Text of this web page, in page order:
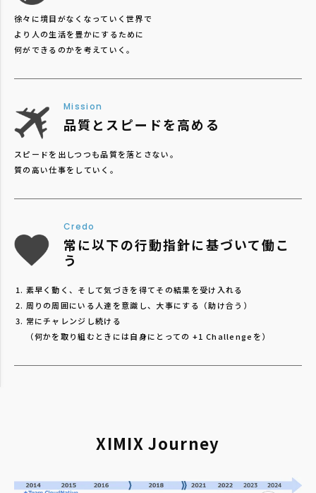
徐々に境目がなくなっていく世界で
より人の生活を豊かにするために
何ができるのかを考えていく。
Mission
品質とスピードを高める
スピードを出しつつも品質を落とさない。
質の高い仕事をしていく。
Credo
常に以下の行動指針に基づいて働こ
う
素早く動く、そして気づきを得てその結果を受け入れる
周りの周囲にいる人達を意識し、大事にする（助け合う）
常にチャレンジし続ける
（何かを取り組むときには自身にとっての +1 Challengeを）
XIMIX Journey